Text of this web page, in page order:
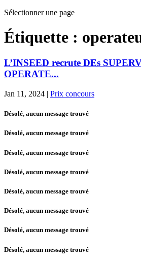
Sélectionner une page
Étiquette :
L’INSEED recrute DEs
OPERATE...
Jan 11, 2024 | Prix concours
Désolé, aucun message trouvé
Désolé, aucun message trouvé
Désolé, aucun message trouvé
Désolé, aucun message trouvé
Désolé, aucun message trouvé
Désolé, aucun message trouvé
Désolé, aucun message trouvé
Désolé, aucun message trouvé